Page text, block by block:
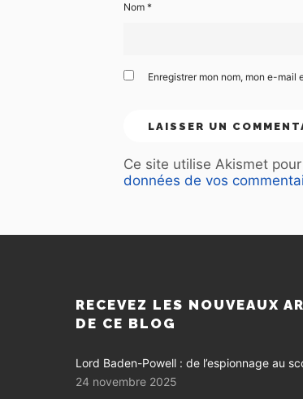
Nom *
Enregistrer mon nom, mon e-
Ce site utilise Akismet
données de vos
RECEVEZ LES NOUVEAUX
DE CE BLOG
Lord Baden-Powell : de l’espionnage au
24 novembre 2025